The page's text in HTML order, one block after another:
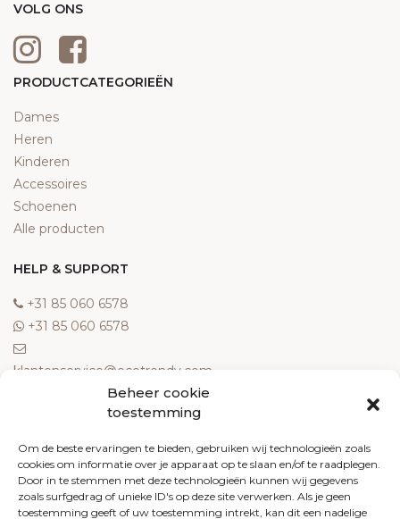
Beheer cookie
toestemming
Om de beste ervaringen te bieden, gebruiken wij technologieën zoals
cookies om informatie over je apparaat op te slaan en/of te raadplegen.
Door in te stemmen met deze technologieën kunnen wij gegevens
zoals surfgedrag of unieke ID's op deze site verwerken. Als je geen
toestemming geeft of uw toestemming intrekt, kan dit een nadelige
VOLG ONS
PRODUCTCATEGORIEËN
Dames
Heren
Kinderen
Accessoires
Schoenen
Alle producten
HELP & SUPPORT
‎+31 85 060 6578
‎+31 85 060 6578
klantenservice@ecotrendy.com
Meest gestelde vragen
Contact
Algemene voorwaarden
Retourneren